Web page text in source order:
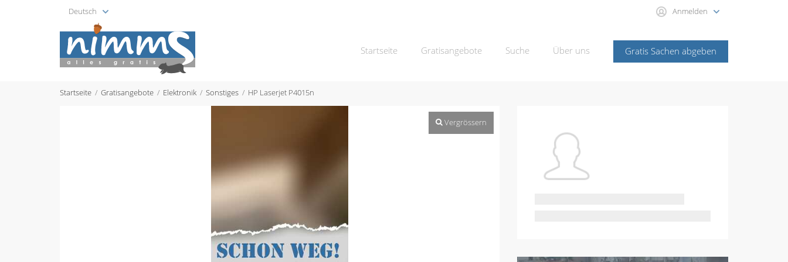
Deutsch Anmelden
Gratis Sachen abgeben
Startseite Gratisangebote Suche Über uns
Startseite Gratisangebote Elektronik Sonstiges HP Laserjet P4015n
Vergrössern